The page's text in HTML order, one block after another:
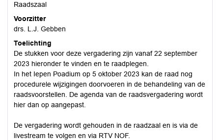
Raadszaal
Voorzitter
drs. L.J. Gebben
Toelichting
De stukken voor deze vergadering zijn vanaf 22 september
2023 hieronder te vinden en te raadplegen.
In het Iepen Poadium op 5 oktober 2023 kan de raad nog
procedurele wijzigingen doorvoeren in de behandeling van de
raadsvoorstellen. De agenda van de raadsvergadering wordt
hier dan op aangepast.
De vergadering wordt gehouden in de raadzaal en is via de
livestream te volgen en via RTV NOF.